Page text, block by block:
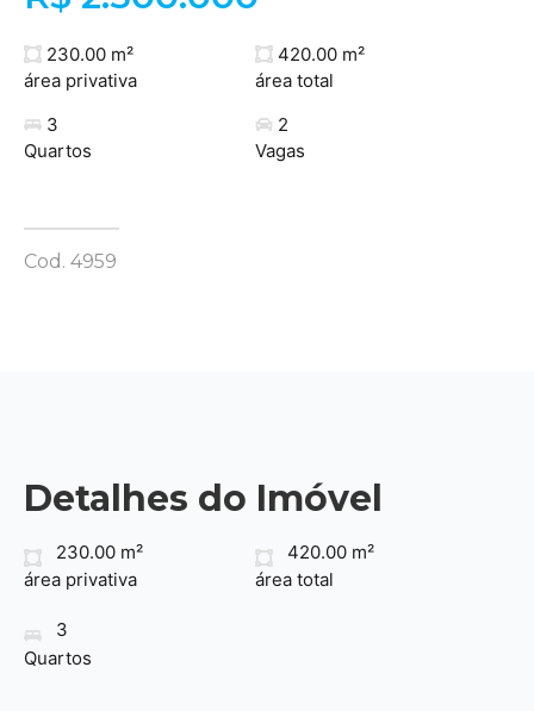
230.00 m²
área privativa
420.00 m²
área total
3
Quartos
2
Vagas
Cod. 4959
Detalhes do Imóvel
230.00 m²
área privativa
420.00 m²
área total
3
Quartos